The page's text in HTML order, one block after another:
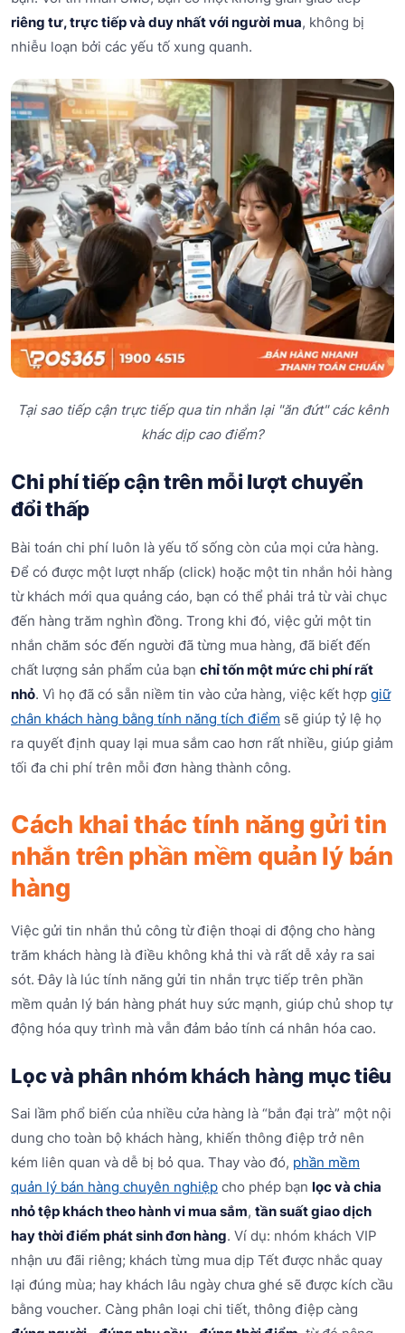
riêng tư, trực tiếp và duy nhất với người mua, không bị
nhiễu loạn bởi các yếu tố xung quanh.
Tại sao tiếp cận trực tiếp qua tin nhắn lại "ăn đứt" các kênh
khác dịp cao điểm?
Chi phí tiếp cận trên mỗi lượt chuyển
đổi thấp
Bài toán chi phí luôn là yếu tố sống còn của mọi cửa hàng.
Để có được một lượt nhấp (click) hoặc một tin nhắn hỏi hàng
từ khách mới qua quảng cáo, bạn có thể phải trả từ vài chục
đến hàng trăm nghìn đồng. Trong khi đó, việc gửi một tin
nhắn chăm sóc đến người đã từng mua hàng, đã biết đến
chất lượng sản phẩm của bạn chỉ tốn một mức chi phí rất
nhỏ. Vì họ đã có sẵn niềm tin vào cửa hàng, việc kết hợp giữ
chân khách hàng bằng tính năng tích điểm sẽ giúp tỷ lệ họ
ra quyết định quay lại mua sắm cao hơn rất nhiều, giúp giảm
tối đa chi phí trên mỗi đơn hàng thành công.
Cách khai thác tính năng gửi tin
nhắn trên phần mềm quản lý bán
hàng
Việc gửi tin nhắn thủ công từ điện thoại di động cho hàng
trăm khách hàng là điều không khả thi và rất dễ xảy ra sai
sót. Đây là lúc tính năng gửi tin nhắn trực tiếp trên phần
mềm quản lý bán hàng phát huy sức mạnh, giúp chủ shop tự
động hóa quy trình mà vẫn đảm bảo tính cá nhân hóa cao.
Lọc và phân nhóm khách hàng mục tiêu
Sai lầm phổ biến của nhiều cửa hàng là “bắn đại trà” một nội
dung cho toàn bộ khách hàng, khiến thông điệp trở nên
kém liên quan và dễ bị bỏ qua. Thay vào đó, phần mềm
quản lý bán hàng chuyên nghiệp cho phép bạn lọc và chia
nhỏ tệp khách theo hành vi mua sắm, tần suất giao dịch
hay thời điểm phát sinh đơn hàng. Ví dụ: nhóm khách VIP
nhận ưu đãi riêng; khách từng mua dịp Tết được nhắc quay
lại đúng mùa; hay khách lâu ngày chưa ghé sẽ được kích cầu
bằng voucher. Càng phân loại chi tiết, thông điệp càng